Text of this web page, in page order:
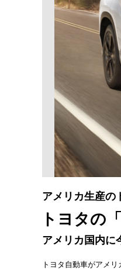
アメリカ生産の
トヨタの
アメリカ国内に
トヨタ自動車がアメ